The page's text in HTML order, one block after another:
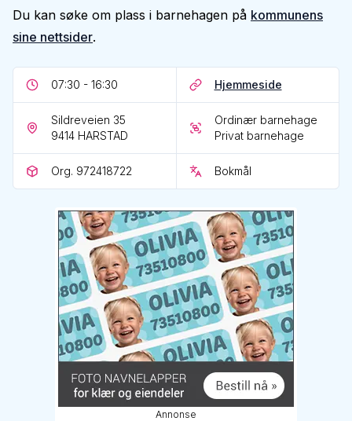
Du kan søke om plass i barnehagen på kommunens
sine nettsider.
07:30 - 16:30 Hjemmeside
Sildreveien 35
9414 HARSTAD
Ordinær barnehage
Privat barnehage
Org. 972418722 Bokmål
Annonse